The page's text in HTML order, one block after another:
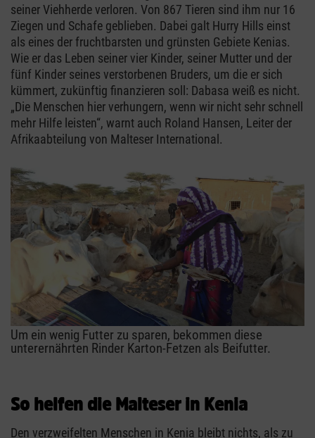
seiner Viehherde verloren. Von 867 Tieren sind ihm nur 16
Ziegen und Schafe geblieben. Dabei galt Hurry Hills einst
als eines der fruchtbarsten und grünsten Gebiete Kenias.
Wie er das Leben seiner vier Kinder, seiner Mutter und der
fünf Kinder seines verstorbenen Bruders, um die er sich
kümmert, zukünftig finanzieren soll: Dabasa weiß es nicht.
„Die Menschen hier verhungern, wenn wir nicht sehr schnell
mehr Hilfe leisten“, warnt auch Roland Hansen, Leiter der
Afrikaabteilung von Malteser International.
Um ein wenig Futter zu sparen, bekommen diese
unterernährten Rinder Karton-Fetzen als Beifutter.
So helfen die Malteser in Kenia
Den verzweifelten Menschen in Kenia bleibt nichts, als zu